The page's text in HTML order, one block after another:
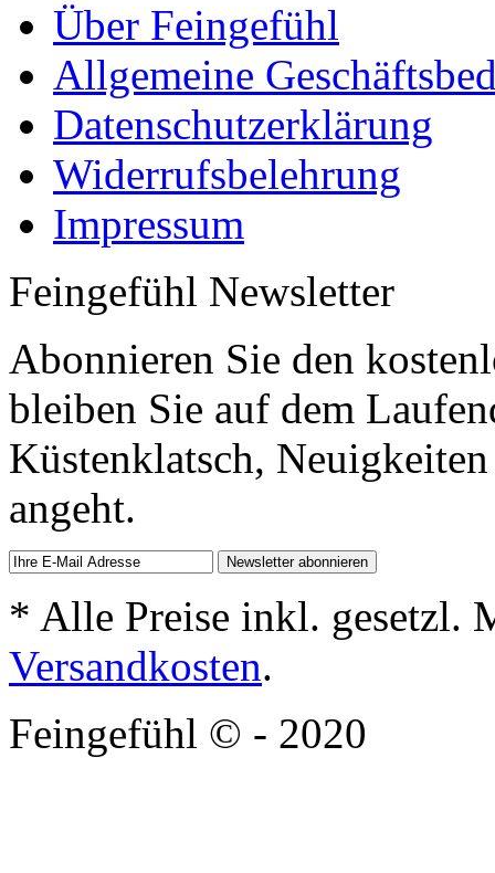
Über Feingefühl
Allgemeine
Datenschutzerklärung
Widerrufsbelehrung
Impressum
Feingefühl Newsletter
Abonnieren Sie den
bleiben Sie auf dem
Küstenklatsch,
angeht.
* Alle Preise inkl. gesetzl.
Versandkosten.
Feingefühl © - 2020